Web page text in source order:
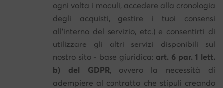
ogni volta i moduli, accedere alla cronologia
degli acquisti, gestire i tuoi consensi
all'interno del servizio, etc.) e consentirti di
utilizzare gli altri servizi disponibili sul
nostro sito - base giuridica: art. 6 par. 1 lett.
b) del GDPR, ovvero la necessità di
adempiere al contratto che stipuli creando